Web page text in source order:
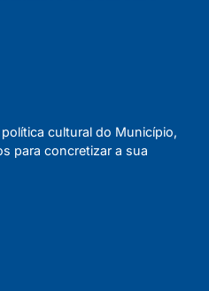
cultural do Município,
para concretizar a sua